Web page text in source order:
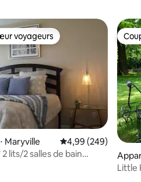
voyageurs les plus appréciés
voyageurs
Maryville Évaluation
4,99 (249)
2 lits/2 salles de bain
Little